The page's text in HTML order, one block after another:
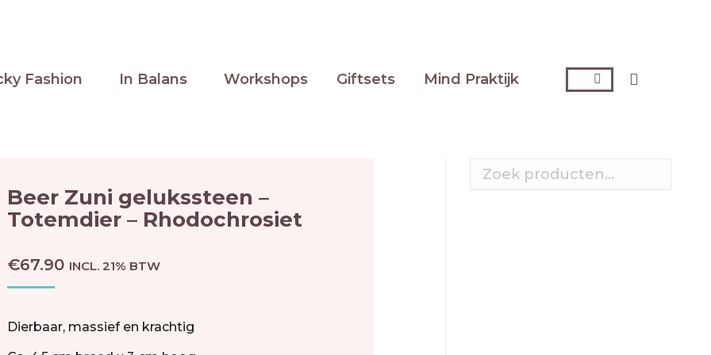
Fashion In Balans Workshops Giftsets Mind Praktijk
Beer Zuni gelukssteen –
Totemdier – Rhodochrosiet
€67.90 INCL. 21% BTW
Dierbaar, massief en krachtig